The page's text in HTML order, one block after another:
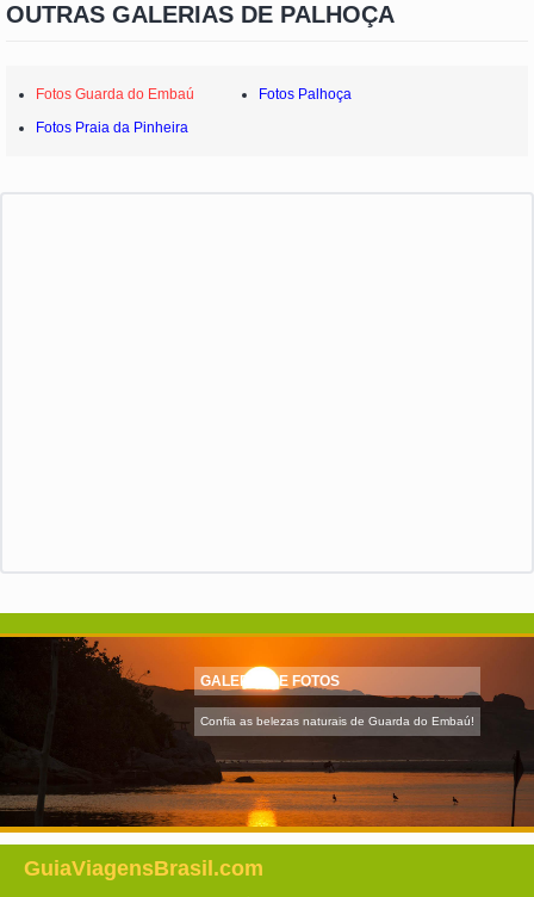
OUTRAS GALERIAS DE PALHOÇA
Fotos Guarda do Embaú
Fotos Palhoça
Fotos Praia da Pinheira
GALERIA DE FOTOS
Confia as belezas naturais de Guarda do Embaú!
GuiaViagensBrasil.com